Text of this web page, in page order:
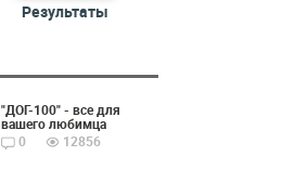
Результаты
"ДОГ-100" - все для
вашего любимца
0
12856